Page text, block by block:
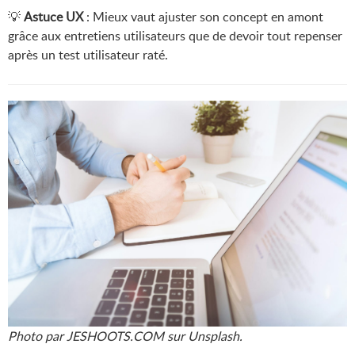
💡Astuce UX: Mieux vaut ajuster son concept en amont
grâce aux entretiens utilisateurs que de devoir tout repenser
après un test utilisateur raté.
Photo par JESHOOTS.COM sur Unsplash.